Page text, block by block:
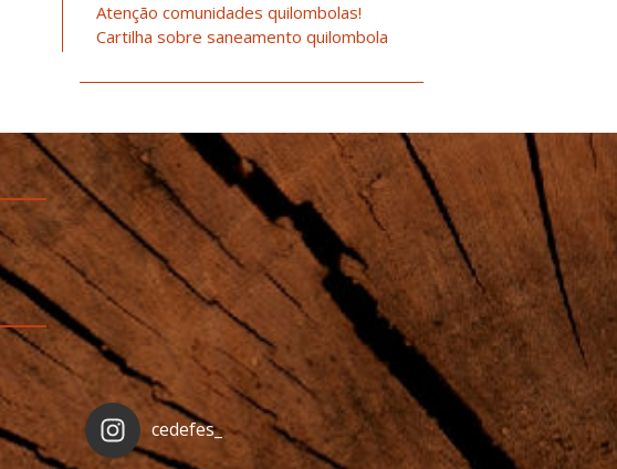
Atenção comunidades quilombolas!
Cartilha sobre saneamento quilombola
cedefes_